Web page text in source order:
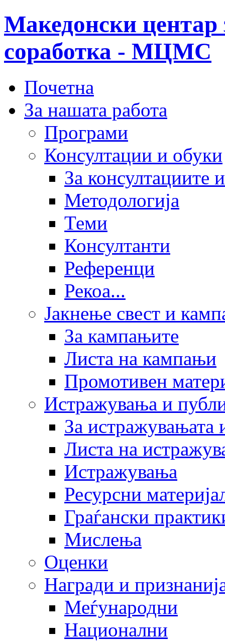
Македонски центар
соработка - МЦМС
Почетна
За нашата работа
Програми
Консултации и обуки
За консултациите
Методологија
Теми
Консултанти
Референци
Рекоа...
Јакнење свест и
За кампањите
Листа на кампањи
Промотивен
Истражувања и
За истражувањата
Листа на
Истражувања
Ресурсни
Граѓански
Мислења
Оценки
Награди и
Меѓународни
Национални